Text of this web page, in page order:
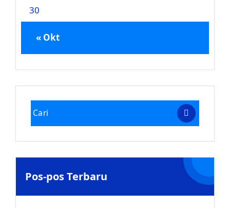
30
« Okt
Pos-pos Terbaru